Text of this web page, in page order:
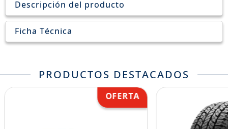
Descripción del producto
Ficha Técnica
PRODUCTOS DESTACADOS